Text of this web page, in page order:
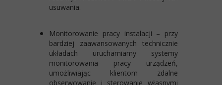
usuwania.
Monitorowanie pracy instalacji – przy
bardziej zaawansowanych technicznie
układach uruchamiamy systemy
monitorowania pracy urządzeń,
umożliwiając klientom zdalne
obserwowanie i sterowanie własnymi